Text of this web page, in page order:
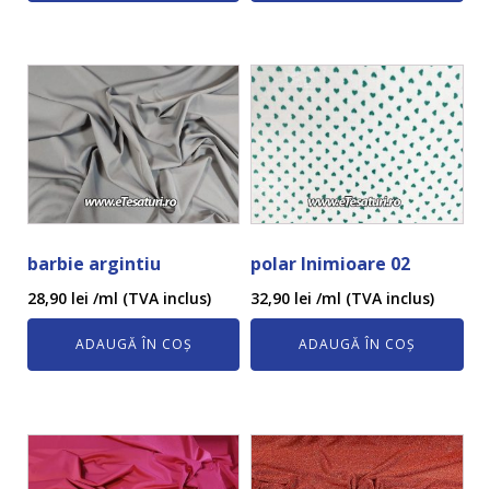
barbie argintiu
28,90 lei /ml (TVA inclus)
ADAUGĂ ÎN COȘ
polar Inimioare 02
32,90 lei /ml (TVA inclus)
ADAUGĂ ÎN COȘ